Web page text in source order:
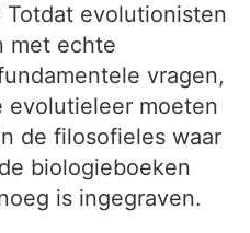
Totdat evolutionisten
met echte
vragen,
evolutieleer moeten
de filosofieles waar
biologieboeken
is ingegraven.